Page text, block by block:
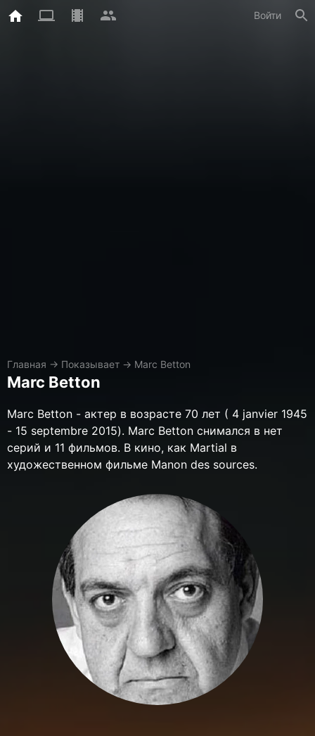
Войти
Главная → Показывает → Marc Betton
Marc Betton
Marc Betton - актер в возрасте 70 лет ( 4 janvier 1945
- 15 septembre 2015). Marc Betton снимался в нет
серий и 11 фильмов. В кино, как Martial в
художественном фильме Manon des sources.